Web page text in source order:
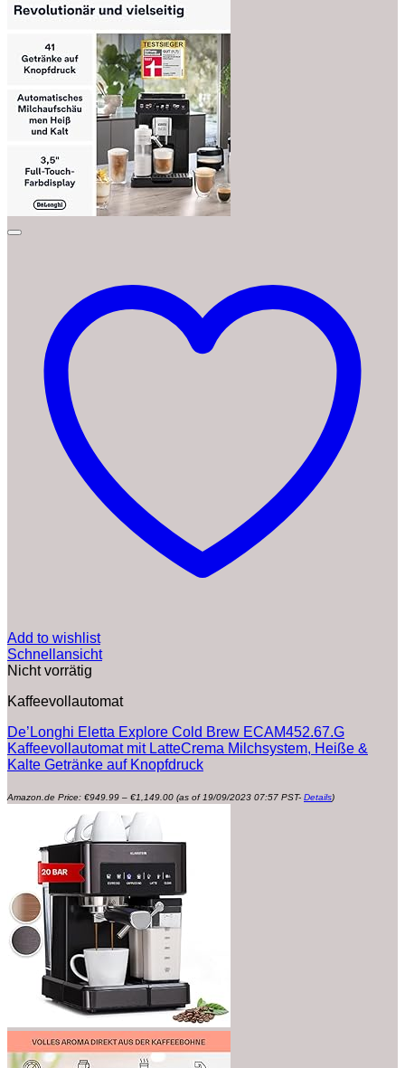
Add to wishlist
Schnellansicht
Nicht vorrätig
Kaffeevollautomat
De’Longhi Eletta Explore Cold Brew ECAM452.67.G
Kaffeevollautomat mit LatteCrema Milchsystem, Heiße &
Kalte Getränke auf Knopfdruck
Amazon.de Price: €949.99 – €1,149.00
Preisspanne:
€949.99
(as of 19/09/2023 07:57 PST- Details)